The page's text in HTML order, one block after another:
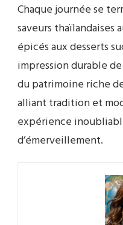
Chaque journée se
saveurs thaïlandaises
épicés aux desserts
impression durable
du patrimoine riche
alliant tradition et
expérience
d’émerveillement.